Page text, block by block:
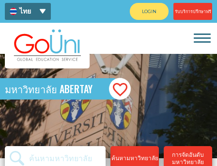
ไทย
中文
LOGIN รับบริการปรึกษาฟรี
มหาวิทยาลัย ABERTAY
ค้นหามหาวิทยาลัย
การจัดอันดับ
มหาวิทยาลัย